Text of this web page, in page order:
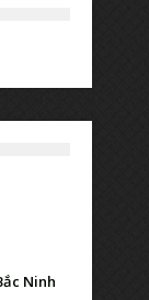
Ninh